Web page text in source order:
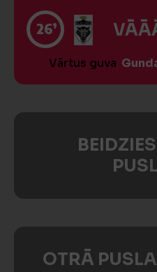
26’
Vārtus guva
OTRĀ